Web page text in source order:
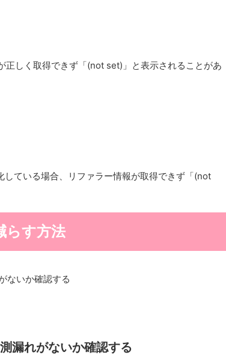
正しく取得できず「(not set)」と表示されることがあ
ている場合、リファラー情報が取得できず「(not
らす方法
ないか確認する
漏れがないか確認する